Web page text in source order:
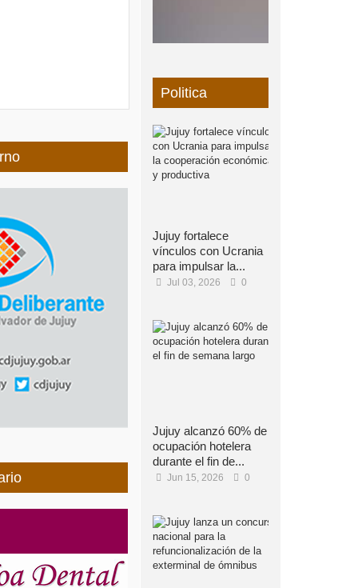
Politica
Jujuy fortalece
vínculos con Ucrania
para impulsar la...
Jul 03, 2026 0
Jujuy alcanzó 60% de
ocupación hotelera
durante el fin de...
Jun 15, 2026 0